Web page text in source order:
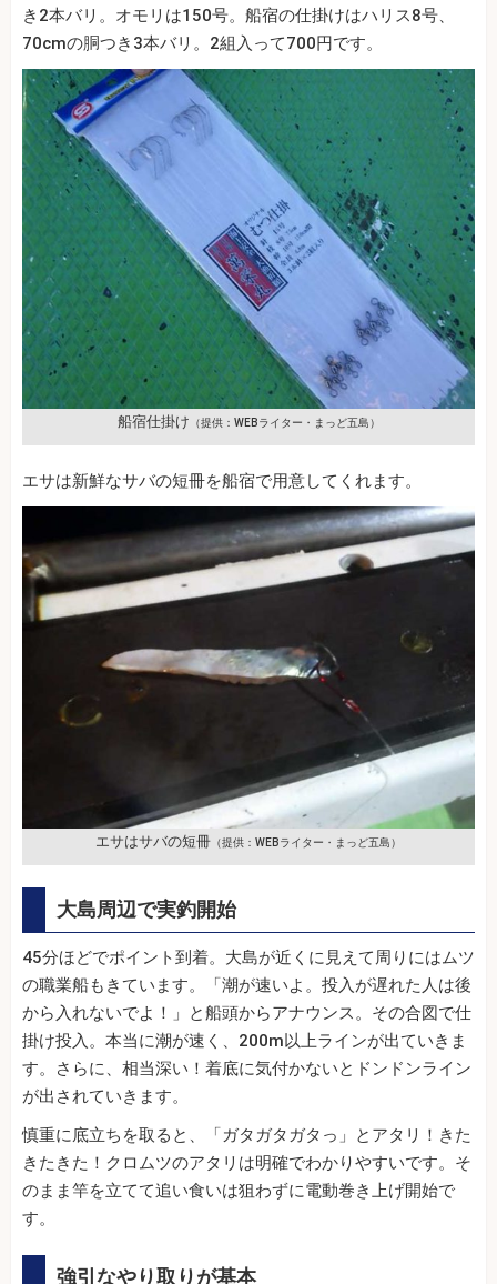
き2本バリ。オモリは150号。船宿の仕掛けはハリス8号、
70cmの胴つき3本バリ。2組入って700円です。
船宿仕掛け （提供：WEBライター・まっど五島）
エサは新鮮なサバの短冊を船宿で用意してくれます。
エサはサバの短冊 （提供：WEBライター・まっど五島）
大島周辺で実釣開始
45分ほどでポイント到着。大島が近くに見えて周りにはムツ
の職業船もきています。「潮が速いよ。投入が遅れた人は後
から入れないでよ！」と船頭からアナウンス。その合図で仕
掛け投入。本当に潮が速く、200m以上ラインが出ていきま
す。さらに、相当深い！着底に気付かないとドンドンライン
が出されていきます。
慎重に底立ちを取ると、「ガタガタガタっ」とアタリ！きた
きたきた！クロムツのアタリは明確でわかりやすいです。そ
のまま竿を立てて追い食いは狙わずに電動巻き上げ開始で
す。
強引なやり取りが基本